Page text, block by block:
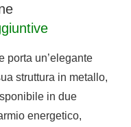
porta un’elegante
struttura in metallo,
in due
energetico,